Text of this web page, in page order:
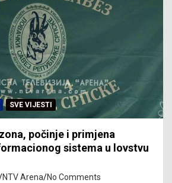
SVE VIJESTI
počinje i primjena
sistema u lovstvu
NTV Arena No Comments